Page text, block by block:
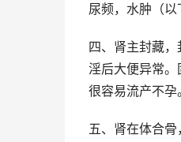
尿频，水肿（以
四、肾主封藏
淫后大便异常
很容易流产不孕。
五、肾在体合